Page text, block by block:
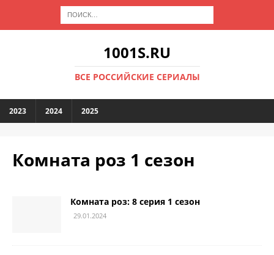
1001S.RU
ВСЕ РОССИЙСКИЕ СЕРИАЛЫ
2023 2024 2025
Комната роз 1 сезон
Комната роз: 8 серия 1 сезон
29.01.2024